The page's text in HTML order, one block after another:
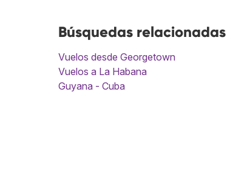
Búsquedas relacionadas
Vuelos desde Georgetown
Vuelos a La Habana
Guyana - Cuba